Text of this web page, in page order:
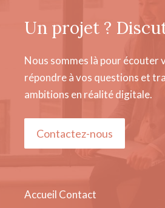
Un projet ?
Nous sommes là pour écouter
répondre à vos questions et
ambitions en réalité digitale.
Contactez-nous
Accueil Contact